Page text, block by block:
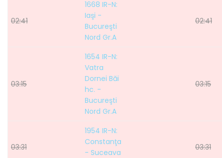
02:41
1668 IR-N:
Iaşi -
Bucureşti
Nord Gr.A
02:41
03:15
1654 IR-N:
Vatra
Dornei Băi
hc. -
Bucureşti
Nord Gr.A
03:15
03:31
1954 IR-N:
Constanţa
- Suceava
03:31